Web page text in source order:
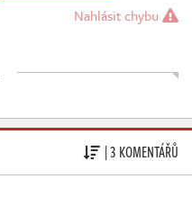
Nahlásit chybu
| 3 KOMENTÁŘŮ